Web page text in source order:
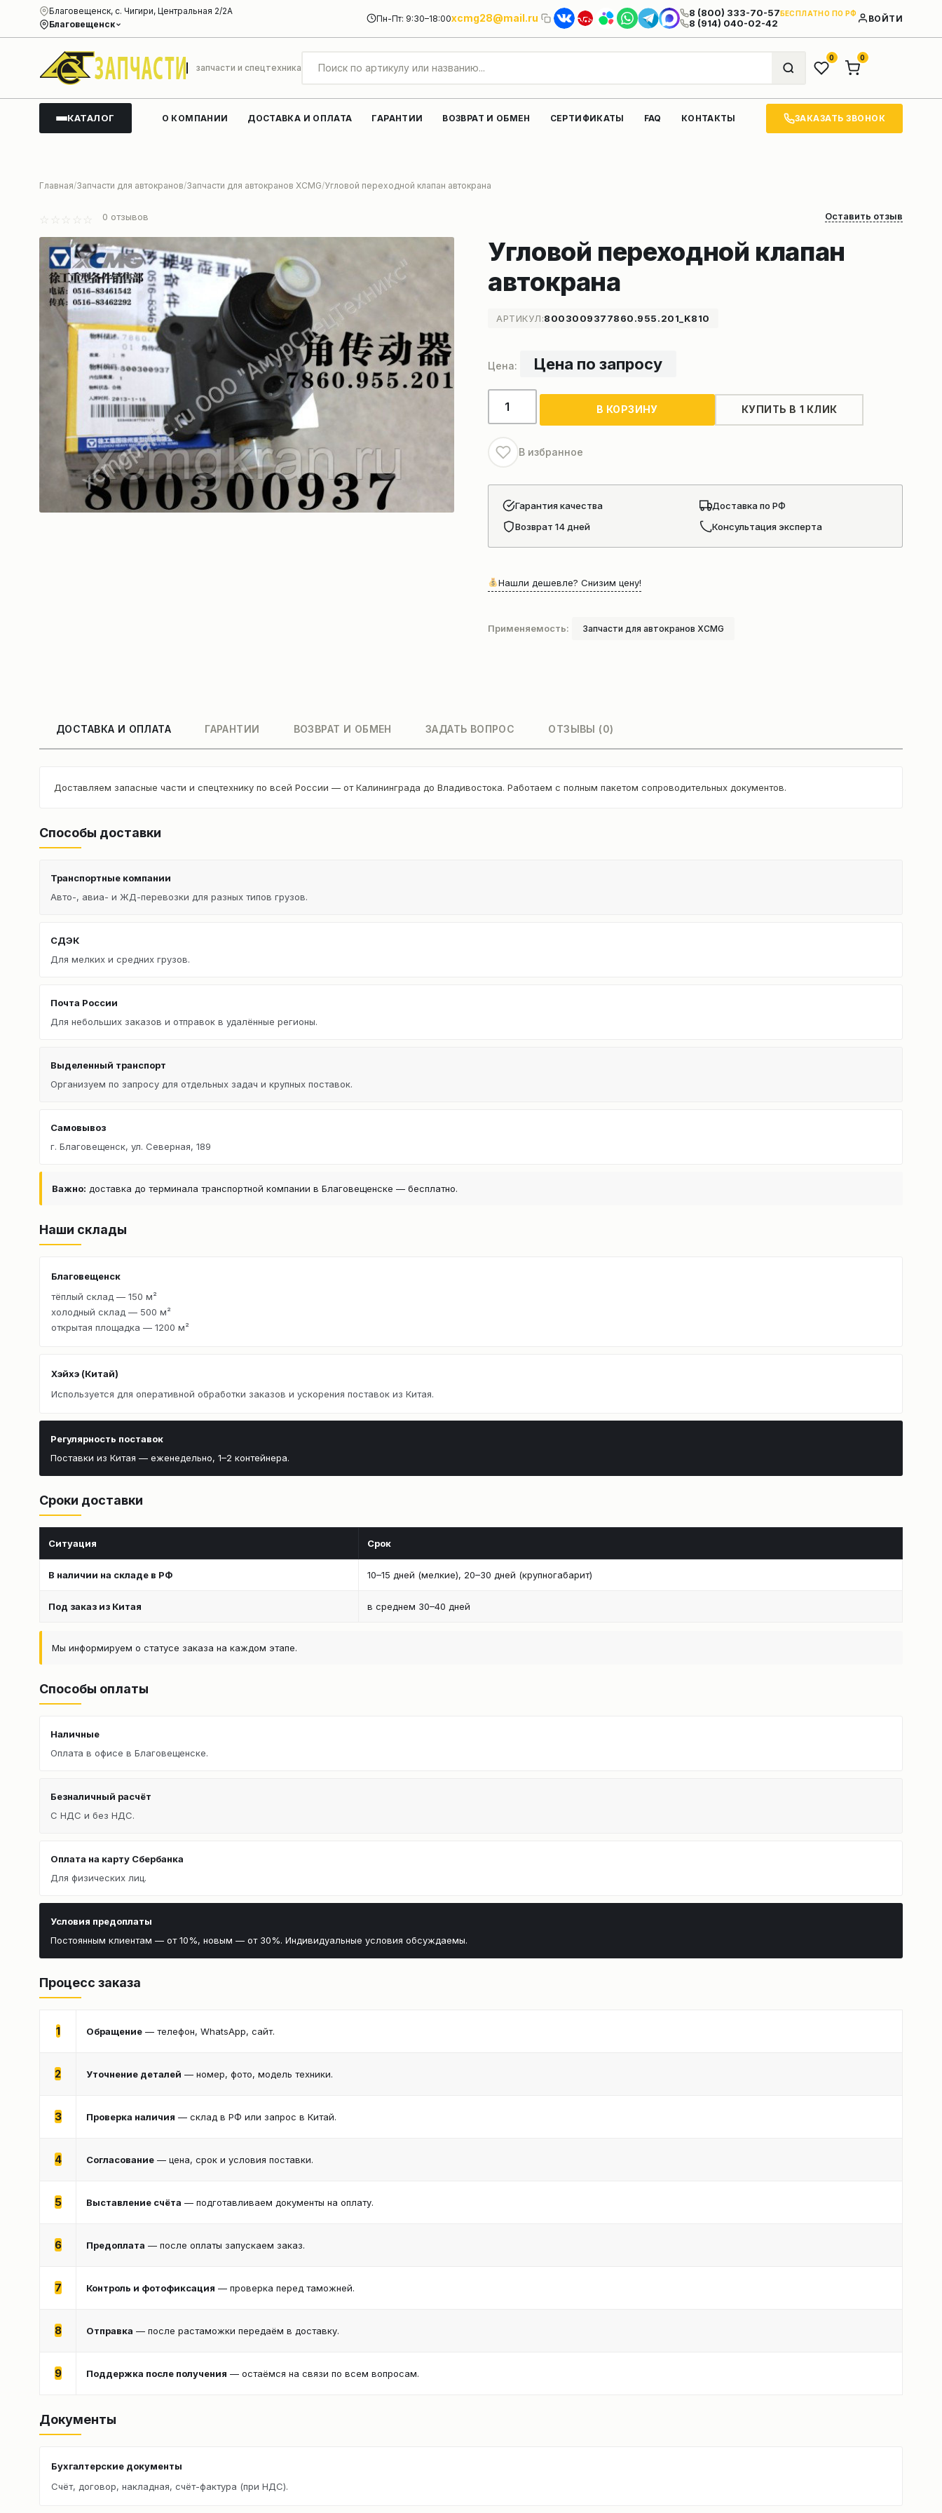
Благовещенск
Благовещенск, с. Чигири, Центральная 2/2А
Пн-Пт: 9:30–18:00xcmg28@mail.ru 8 (800) 333-70-57БЕСПЛАТНО ПО РФ
8 (914) 040-02-42 ВОЙТИ
запчасти и спецтехника
0 0
КАТАЛОГ О КОМПАНИИ ДОСТАВКА И ОПЛАТА ГАРАНТИИ ВОЗВРАТ И ОБМЕН СЕРТИФИКАТЫ FAQ КОНТАКТЫ ЗАКАЗАТЬ ЗВОНОК
Главная Запчасти для автокранов Запчасти для автокранов XCMG Угловой переходной клапан автокрана
0 отзывов Оставить отзыв
Угловой переходной клапан
автокрана
АРТИКУЛ:8003009377860.955.201_K810
Цена по запросу
Количество
товара
переходной
клапан
автокрана
В КОРЗИНУ КУПИТЬ В 1 КЛИК
В избранное
Гарантия качества
Доставка по РФ
Возврат 14 дней
Консультация эксперта
Нашли дешевле? Снизим цену!
Применяемость: Запчасти для автокранов XCMG
ДОСТАВКА И ОПЛАТА ГАРАНТИИ ВОЗВРАТ И ОБМЕН ЗАДАТЬ ВОПРОС ОТЗЫВЫ (0)
Доставляем запасные части и спецтехнику по всей России — от Калининграда до Владивостока. Работаем с полным пакетом сопроводительных документов.
Способы доставки
Транспортные компании
Авто-, авиа- и ЖД-перевозки для разных типов грузов.
СДЭК
Для мелких и средних грузов.
Почта России
Для небольших заказов и отправок в удалённые регионы.
Выделенный транспорт
Организуем по запросу для отдельных задач и крупных поставок.
Самовывоз
г. Благовещенск, ул. Северная, 189
Важно: доставка до терминала транспортной компании в Благовещенске — бесплатно.
Наши склады
Благовещенск
тёплый склад — 150 м²
холодный склад — 500 м²
открытая площадка — 1200 м²
Хэйхэ (Китай)
Используется для оперативной обработки заказов и ускорения поставок из Китая.
Регулярность поставок
Поставки из Китая — еженедельно, 1–2 контейнера.
Сроки доставки
Ситуация Срок
В наличии на складе в РФ 10–15 дней (мелкие), 20–30 дней (крупногабарит)
Под заказ из Китая в среднем 30–40 дней
Мы информируем о статусе заказа на каждом этапе.
Способы оплаты
Наличные
Оплата в офисе в Благовещенске.
Безналичный расчёт
С НДС и без НДС.
Оплата на карту Сбербанка
Для физических лиц.
Условия предоплаты
Постоянным клиентам — от 10%, новым — от 30%. Индивидуальные условия обсуждаемы.
Процесс заказа
1 Обращение — телефон, WhatsApp, сайт.
2 Уточнение деталей — номер, фото, модель техники.
3 Проверка наличия — склад в РФ или запрос в Китай.
4 Согласование — цена, срок и условия поставки.
5 Выставление счёта — подготавливаем документы на оплату.
6 Предоплата — после оплаты запускаем заказ.
7 Контроль и фотофиксация — проверка перед таможней.
8 Отправка — после растаможки передаём в доставку.
9 Поддержка после получения — остаёмся на связи по всем вопросам.
Документы
Бухгалтерские документы
Счёт, договор, накладная, счёт-фактура (при НДС).